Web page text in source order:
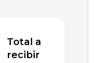
Total a
recibir